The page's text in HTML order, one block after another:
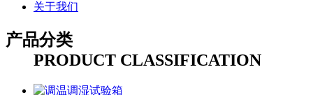
关于我们
产品分类
PRODUCT CLASSIFICATION